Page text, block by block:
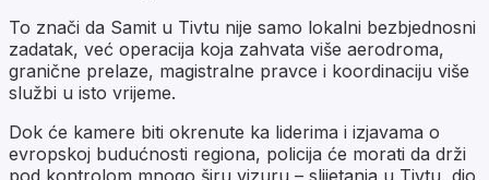
To znači da Samit u Tivtu nije samo lokalni bezbjednosni
zadatak, već operacija koja zahvata više aerodroma,
granične prelaze, magistralne pravce i koordinaciju više
službi u isto vrijeme.
Dok će kamere biti okrenute ka liderima i izjavama o
evropskoj budućnosti regiona, policija će morati da drži
pod kontrolom mnogo širu vizuru – slijetanja u Tivtu, dio